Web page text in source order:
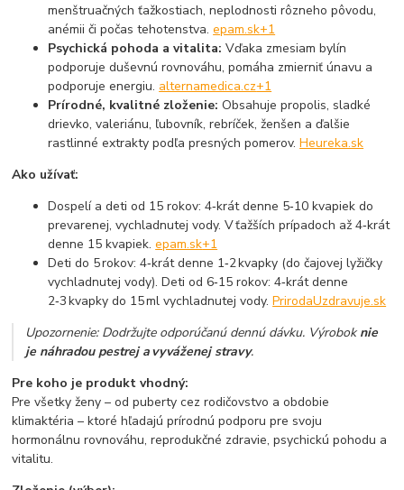
menštruačných ťažkostiach, neplodnosti rôzneho pôvodu,
anémii či počas tehotenstva.epam.sk+1
Psychická pohoda a vitalita: Vďaka zmesiam bylín
podporuje duševnú rovnováhu, pomáha zmierniť únavu a
podporuje energiu. alternamedica.cz+1
Prírodné, kvalitné zloženie: Obsahuje propolis, sladké
drievko, valeriánu, ľubovník, rebríček, ženšen a ďalšie
rastlinné extrakty podľa presných pomerov.Heureka.sk
Ako užívať:
Dospelí a deti od 15 rokov: 4‑krát denne 5‑10 kvapiek do
prevarenej, vychladnutej vody. V ťažších prípadoch až 4‑krát
denne 15 kvapiek.epam.sk+1
Deti do 5 rokov: 4‑krát denne 1‑2 kvapky (do čajovej lyžičky
vychladnutej vody). Deti od 6‑15 rokov: 4‑krát denne
2‑3 kvapky do 15 ml vychladnutej vody.PrirodaUzdravuje.sk
Upozornenie: Dodržujte odporúčanú dennú dávku. Výrobok nie
je náhradou pestrej a vyváženej stravy.
Pre koho je produkt vhodný:
Pre všetky ženy – od puberty cez rodičovstvo a obdobie
klimaktéria – ktoré hľadajú prírodnú podporu pre svoju
hormonálnu rovnováhu, reprodukčné zdravie, psychickú pohodu a
vitalitu.